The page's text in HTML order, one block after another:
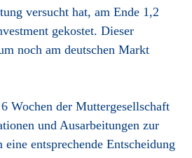
versucht hat, am Ende 1,2
gekostet. Dieser
noch am deutschen Markt
Wochen der Muttergesellschaft
und Ausarbeitungen zur
entsprechende Entscheidung